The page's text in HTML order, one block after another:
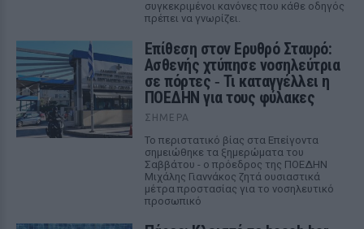
συγκεκριμένοι κανόνες που κάθε οδηγός
πρέπει να γνωρίζει.
Επίθεση στον Ερυθρό Σταυρό:
Ασθενής χτύπησε νοσηλεύτρια
σε πόρτες ‑ Τι καταγγέλλει η
ΠΟΕΔΗΝ για τους φύλακες
ΣΉΜΕΡΑ
Το περιστατικό βίας στα Επείγοντα
σημειώθηκε τα ξημερώματα του
Σαββάτου - ο πρόεδρος της ΠΟΕΔΗΝ
Μιχάλης Γιαννάκος ζητά ουσιαστικά
μέτρα προστασίας για το νοσηλευτικό
προσωπικό